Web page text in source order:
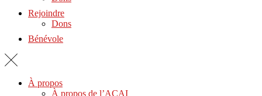
Rejoindre
Dons
Bénévole
À propos
À propos de l’ACAI